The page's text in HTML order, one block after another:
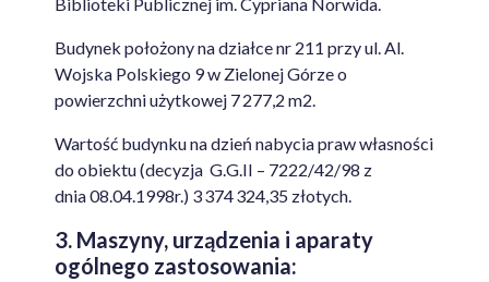
Budynek położony na działce nr 211 przy ul. Al.
Wojska Polskiego 9 w Zielonej Górze o
powierzchni użytkowej 7 277,2 m2.
Wartość budynku na dzień nabycia praw własności
do obiektu (decyzja G.G.II – 7222/42/98 z
dnia 08.04.1998r.) 3 374 324,35 złotych.
3. Maszyny, urządzenia i aparaty
ogólnego zastosowania: